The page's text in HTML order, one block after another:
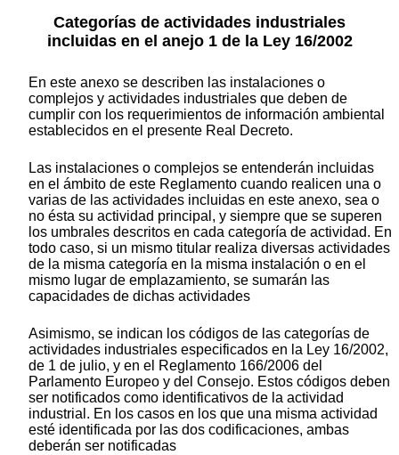
Categorías de actividades industriales
incluidas en el anejo 1 de la Ley 16/2002
En este anexo se describen las instalaciones o
complejos y actividades industriales que deben de
cumplir con los requerimientos de información ambiental
establecidos en el presente Real Decreto.
Las instalaciones o complejos se entenderán incluidas
en el ámbito de este Reglamento cuando realicen una o
varias de las actividades incluidas en este anexo, sea o
no ésta su actividad principal, y siempre que se superen
los umbrales descritos en cada categoría de actividad. En
todo caso, si un mismo titular realiza diversas actividades
de la misma categoría en la misma instalación o en el
mismo lugar de emplazamiento, se sumarán las
capacidades de dichas actividades
Asimismo, se indican los códigos de las categorías de
actividades industriales especificados en la Ley 16/2002,
de 1 de julio, y en el Reglamento 166/2006 del
Parlamento Europeo y del Consejo. Estos códigos deben
ser notificados como identificativos de la actividad
industrial. En los casos en los que una misma actividad
esté identificada por las dos codificaciones, ambas
deberán ser notificadas